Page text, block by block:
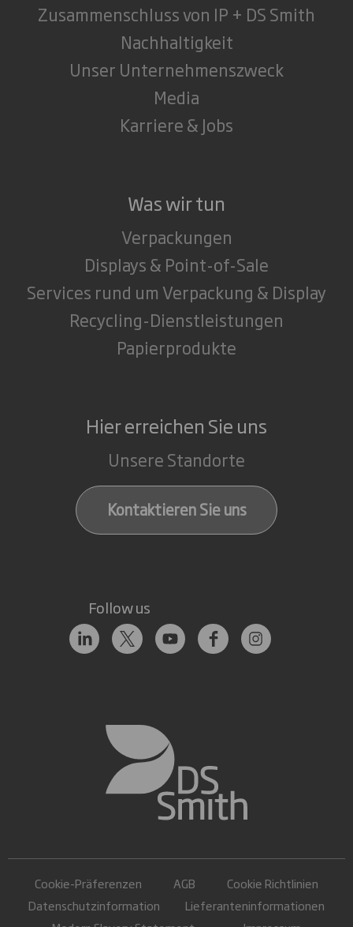
Zusammenschluss von IP + DS Smith
Nachhaltigkeit
Unser Unternehmenszweck
Media
Karriere & Jobs
Was wir tun
Verpackungen
Displays & Point-of-Sale
Services rund um Verpackung & Display
Recycling-Dienstleistungen
Papierprodukte
Hier erreichen Sie uns
Unsere Standorte
Kontaktieren Sie uns
Follow us
Cookie-Präferenzen AGB
Cookie Richtlinien
Datenschutzinformation
Lieferanteninformationen